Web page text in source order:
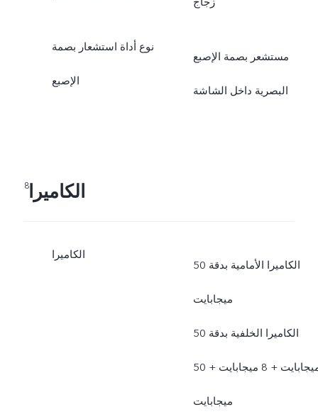
نوع أداة استشعار بصمة
الإصبع
مستشعر بصمة الإصبع
البصرية داخل الشاشة
الكاميرا8
الكاميرا
الكاميرا الأمامية بدقة 50
ميجابايت
الكاميرا الخلفية بدقة 50
ميجابايت +‏ 8 ميجابايت +‏ 50
ميجابايت